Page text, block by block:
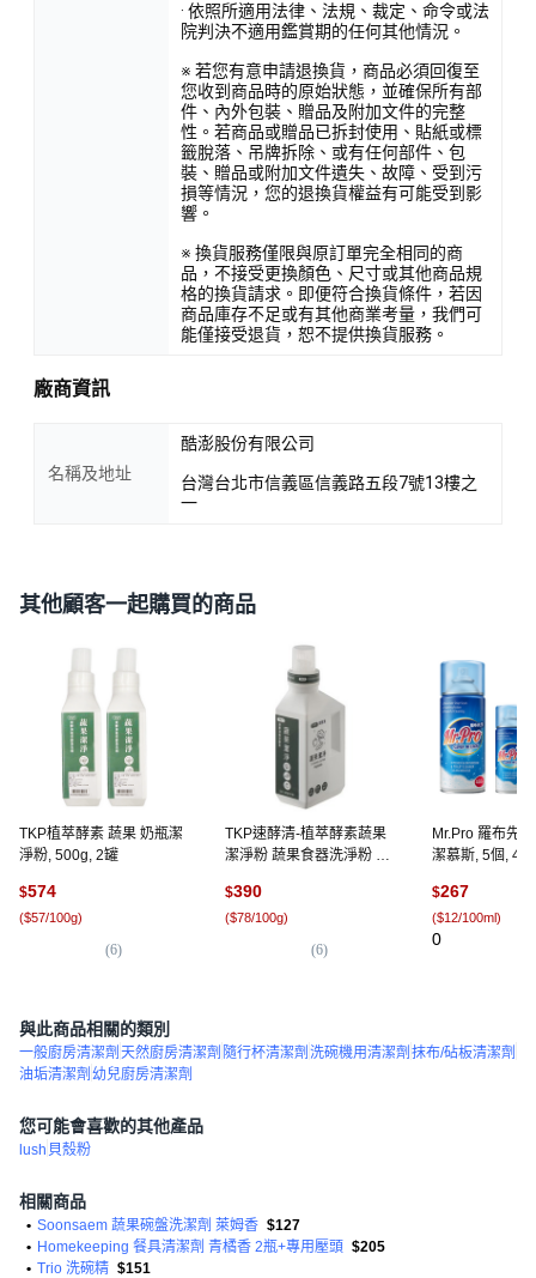
· 依照所適用法律、法規、裁定、命令或法
院判決不適用鑑賞期的任何其他情況。
※ 若您有意申請退換貨，商品必須回復至
您收到商品時的原始狀態，並確保所有部
件、內外包裝、贈品及附加文件的完整
性。若商品或贈品已拆封使用、貼紙或標
籤脫落、吊牌拆除、或有任何部件、包
裝、贈品或附加文件遺失、故障、受到污
損等情況，您的退換貨權益有可能受到影
響。
※ 換貨服務僅限與原訂單完全相同的商
品，不接受更換顏色、尺寸或其他商品規
格的換貨請求。即便符合換貨條件，若因
商品庫存不足或有其他商業考量，我們可
能僅接受退貨，恕不提供換貨服務。
廠商資訊
名稱及地址
酷澎股份有限公司
台灣台北市信義區信義路五段7號13樓之
一
其他顧客一起購買的商品
TKP植萃酵素 蔬果 奶瓶潔
淨粉, 500g, 2罐
$574
($57/100g)
(6)
TKP速酵清-植萃酵素蔬果
潔淨粉 蔬果食器洗淨粉 奶
$390
($78/100g)
(6)
Mr.Pro 羅布先
潔慕斯, 5個,
$267
($12/100ml)
0
與此商品相關的類別
一般廚房清潔劑 天然廚房清潔劑 隨行杯清潔劑 洗碗機用清潔劑 抹布/砧板清潔劑
油垢清潔劑 幼兒廚房清潔劑
您可能會喜歡的其他產品
lush 貝殼粉
相關商品
• Soonsaem 蔬果碗盤洗潔劑 萊姆香 $127
• Homekeeping 餐具清潔劑 青橘香 2瓶+專用壓頭 $205
• Trio 洗碗精 $151